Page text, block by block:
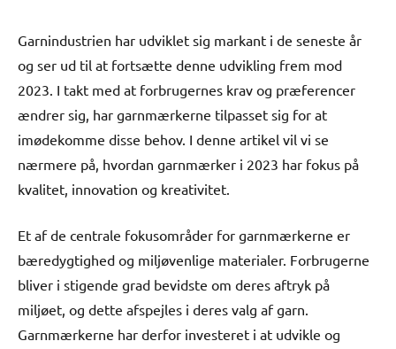
Garnindustrien har udviklet sig markant i de seneste år
og ser ud til at fortsætte denne udvikling frem mod
2023. I takt med at forbrugernes krav og præferencer
ændrer sig, har garnmærkerne tilpasset sig for at
imødekomme disse behov. I denne artikel vil vi se
nærmere på, hvordan garnmærker i 2023 har fokus på
kvalitet, innovation og kreativitet.
Et af de centrale fokusområder for garnmærkerne er
bæredygtighed og miljøvenlige materialer. Forbrugerne
bliver i stigende grad bevidste om deres aftryk på
miljøet, og dette afspejles i deres valg af garn.
Garnmærkerne har derfor investeret i at udvikle og